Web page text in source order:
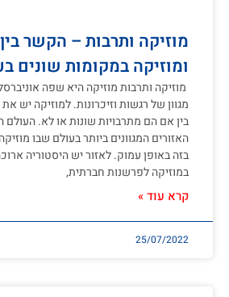
מוזיקה ותרבות – הקשר
ומוזיקה במקומות שונים
מוזיקה ותרבות מוזיקה היא שפה
מגוון של רגשות וזיכרונות. למוזיקה יש
בין אם הם מתרבויות שונות או לא. העולם
האזורים המגוונים ביותר בעולם שבו
בזה באופן עמוק. לאזור יש היסטוריה
במוזיקה לפרשנות חברתית,
קרא עוד »
25/07/2022